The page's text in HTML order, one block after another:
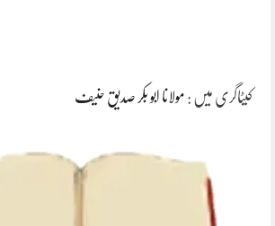
کیٹاگری میں : مولانا ابو بکر صدیق حنیف